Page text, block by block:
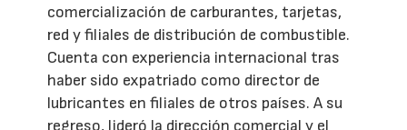
comercialización de carburantes, tarjetas,
red y filiales de distribución de combustible.
Cuenta con experiencia internacional tras
haber sido expatriado como director de
lubricantes en filiales de otros países. A su
regreso, lideró la dirección comercial y el